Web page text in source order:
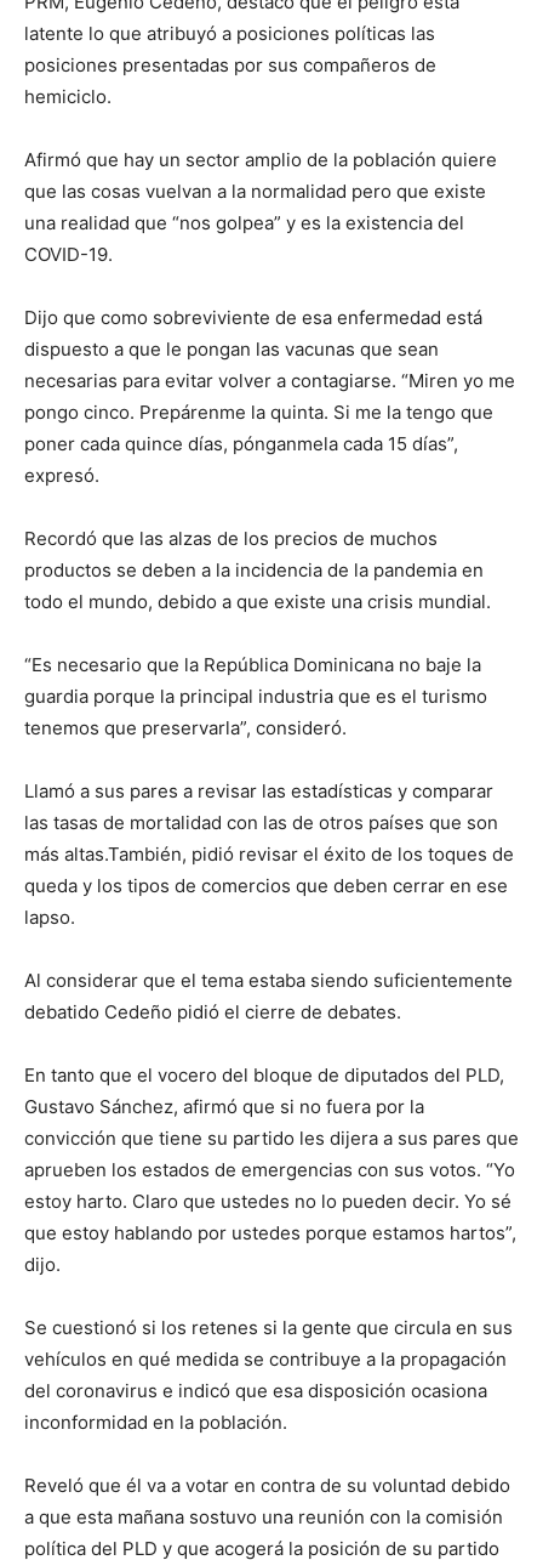
latente lo que atribuyó a posiciones políticas las
posiciones presentadas por sus compañeros de
hemiciclo.
Afirmó que hay un sector amplio de la población quiere
que las cosas vuelvan a la normalidad pero que existe
una realidad que “nos golpea” y es la existencia del
COVID-19.
Dijo que como sobreviviente de esa enfermedad está
dispuesto a que le pongan las vacunas que sean
necesarias para evitar volver a contagiarse. “Miren yo me
pongo cinco. Prepárenme la quinta. Si me la tengo que
poner cada quince días, pónganmela cada 15 días”,
expresó.
Recordó que las alzas de los precios de muchos
productos se deben a la incidencia de la pandemia en
todo el mundo, debido a que existe una crisis mundial.
“Es necesario que la República Dominicana no baje la
guardia porque la principal industria que es el turismo
tenemos que preservarla”, consideró.
Llamó a sus pares a revisar las estadísticas y comparar
las tasas de mortalidad con las de otros países que son
más altas.También, pidió revisar el éxito de los toques de
queda y los tipos de comercios que deben cerrar en ese
lapso.
Al considerar que el tema estaba siendo suficientemente
debatido Cedeño pidió el cierre de debates.
En tanto que el vocero del bloque de diputados del PLD,
Gustavo Sánchez, afirmó que si no fuera por la
convicción que tiene su partido les dijera a sus pares que
aprueben los estados de emergencias con sus votos. “Yo
estoy harto. Claro que ustedes no lo pueden decir. Yo sé
que estoy hablando por ustedes porque estamos hartos”,
dijo.
Se cuestionó si los retenes si la gente que circula en sus
vehículos en qué medida se contribuye a la propagación
del coronavirus e indicó que esa disposición ocasiona
inconformidad en la población.
Reveló que él va a votar en contra de su voluntad debido
a que esta mañana sostuvo una reunión con la comisión
política del PLD y que acogerá la posición de su partido